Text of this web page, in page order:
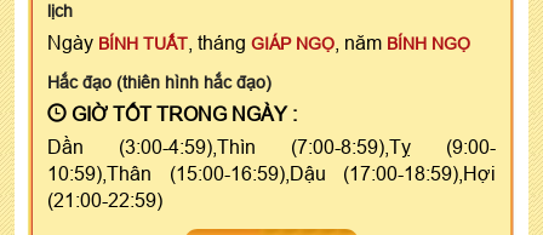
lịch
Ngày BÍNH TUẤT , tháng GIÁP NGỌ , năm BÍNH NGỌ
Hắc đạo (thiên hình hắc đạo)
GIỜ TỐT TRONG NGÀY :
Dần (3:00-4:59),Thìn (7:00-8:59),Tỵ (9:00-
10:59),Thân (15:00-16:59),Dậu (17:00-18:59),Hợi
(21:00-22:59)